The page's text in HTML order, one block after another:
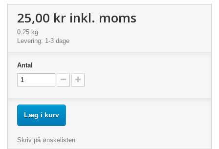
25,00 kr inkl. moms
0.25 kg
Levering: 1-3 dage
Antal
Læg i kurv
Skriv på ønskelisten